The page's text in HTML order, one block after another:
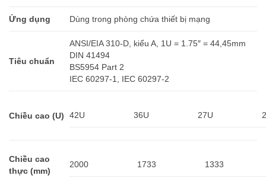
Ứng dụng Dùng trong phòng chứa thiết bị mạng
Tiêu chuẩn
ANSI/EIA 310-D, kiểu A, 1U = 1.75″ = 44,45mm
DIN 41494
BS5954 Part 2
IEC 60297-1, IEC 60297-2
Chiều cao (U) 42U 36U 27U
Chiều cao
thực (mm)
2000 1733 1333